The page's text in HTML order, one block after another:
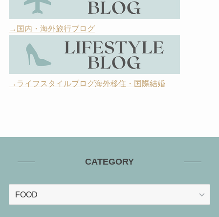
→国内・海外旅行ブログ
→ライフスタイルブログ海外移住・国際結婚
CATEGORY
CATEGORY